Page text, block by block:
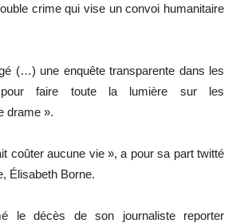
crime qui vise un convoi humanitaire
(…) une enquête transparente dans les
pour faire toute la lumière sur les
drame ».
coûter aucune vie », a pour sa part twitté
Élisabeth Borne.
le décès de son journaliste reporter